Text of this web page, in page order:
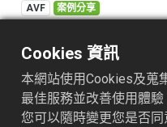
AVF 案例分享
Cookies 資訊
本網站使用Cookies及蒐
最佳服務並改善使用體
您可以隨時變更您是否